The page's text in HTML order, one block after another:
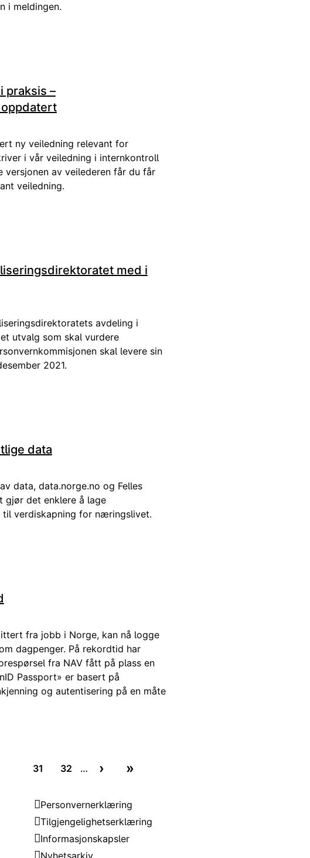
i meldingen.
praksis –
ny veiledning relevant for
i vår veiledning i internkontroll
versjonen av veilederen får du får
veiledning.
med i
avdeling i
utvalg som skal vurdere
skal levere sin
2021.
data
data, data.norge.no og Felles
gjør det enklere å lage
verdiskapning for næringslivet.
fra jobb i Norge, kan nå logge
dagpenger. På rekordtid har
fra NAV fått på plass en
Passport» er basert på
og autentisering på en måte
31
32 …
›
»
Personvernerklæring
Tilgjengelighetserklæring
Informasjonskapsler
Nyhetsarkiv